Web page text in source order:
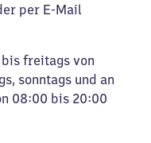
per E-Mail
freitags von
sonntags und an
08:00 bis 20:00